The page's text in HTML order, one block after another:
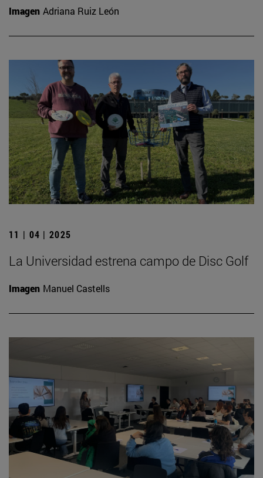
Imagen Adriana Ruiz León
11 | 04 | 2025
La Universidad estrena campo de Disc Golf
Imagen Manuel Castells